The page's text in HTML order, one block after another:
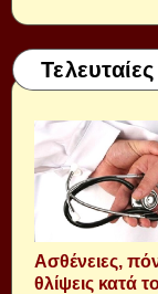
Aσθένειες,
θλίψεις κατά